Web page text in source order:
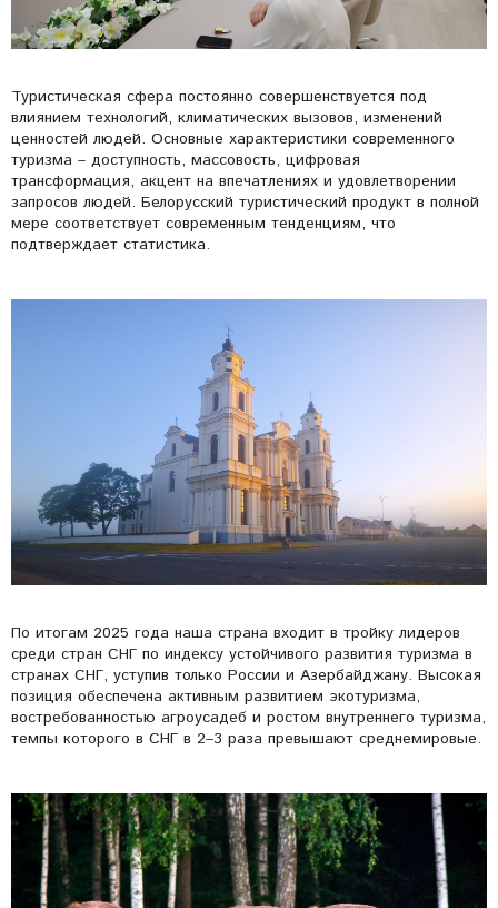
Туристическая сфера постоянно совершенствуется под
влиянием технологий, климатических вызовов, изменений
ценностей людей. Основные характеристики современного
туризма – доступность, массовость, цифровая
трансформация, акцент на впечатлениях и удовлетворении
запросов людей. Белорусский туристический продукт в полной
мере соответствует современным тенденциям, что
подтверждает статистика.
По итогам 2025 года наша страна входит в тройку лидеров
среди стран СНГ по индексу устойчивого развития туризма в
странах СНГ, уступив только России и Азербайджану. Высокая
позиция обеспечена активным развитием экотуризма,
востребованностью агроусадеб и ростом внутреннего туризма,
темпы которого в СНГ в 2–3 раза превышают среднемировые.